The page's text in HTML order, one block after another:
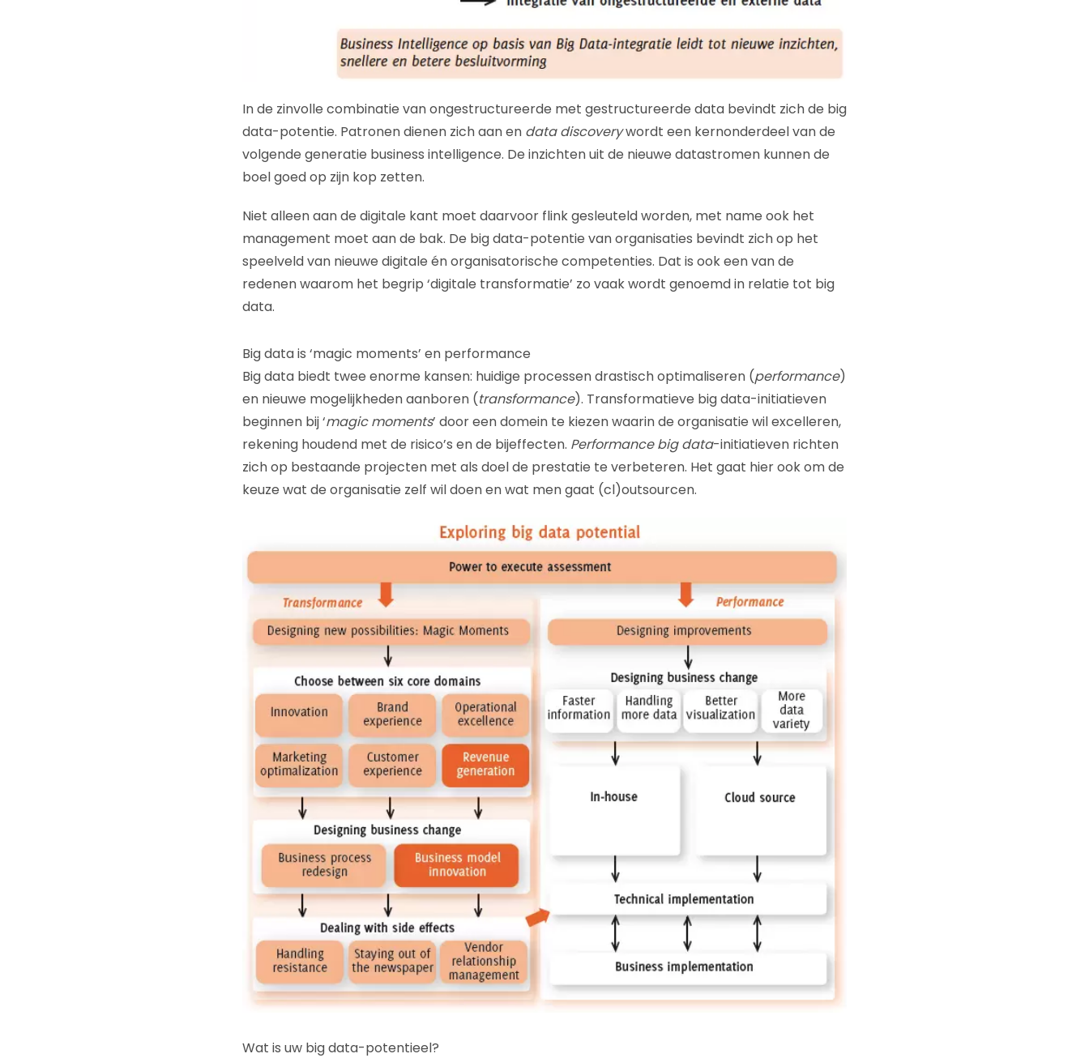
In de zinvolle combinatie van ongestructureerde met gestructureerde data bevindt zich de big
data-potentie. Patronen dienen zich aan en data discoverywordt een kernonderdeel van de
volgende generatie business intelligence. De inzichten uit de nieuwe datastromen kunnen de
boel goed op zijn kop zetten.
Niet alleen aan de digitale kant moet daarvoor flink gesleuteld worden, met name ook het
management moet aan de bak. De big data-potentie van organisaties bevindt zich op het
speelveld van nieuwe digitale én organisatorische competenties. Dat is ook een van de
redenen waarom het begrip ‘digitale transformatie’ zo vaak wordt genoemd in relatie tot big
data.
Big data is ‘magic moments’ en performance
Big data biedt twee enorme kansen: huidige processen drastisch optimaliseren (performance)
en nieuwe mogelijkheden aanboren (transformance). Transformatieve big data-initiatieven
beginnen bij ‘magic moments’ door een domein te kiezen waarin de organisatie wil excelleren,
rekening houdend met de risico’s en de bijeffecten. Performance big data-initiatieven richten
zich op bestaande projecten met als doel de prestatie te verbeteren. Het gaat hier ook om de
keuze wat de organisatie zelf wil doen en wat men gaat (cl)outsourcen.
Wat is uw big data-potentieel?